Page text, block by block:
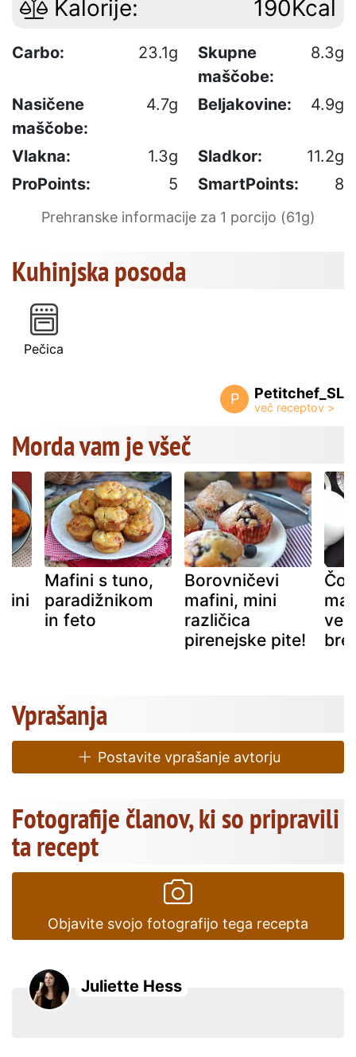
Kalorije: 190Kcal
Carbo: 23.1g
Skupne
maščobe:
8.3g
Nasičene
maščobe:
4.7g Beljakovine: 4.9g
Vlakna: 1.3g Sladkor:
11.2g
ProPoints:
5 SmartPoints: 8
Prehranske informacije za 1 porcijo (61g)
Kuhinjska posoda
Pečica
P Petitchef_SL
Morda vam je všeč
Mafini s tuno,
paradižnikom
in feto
Borovničevi
mafini, mini
različica
pirenejske pite!
Vprašanja
Postavite vprašanje avtorju
Fotografije članov, ki so pripravili
ta recept
Objavite svojo fotografijo tega recepta
Juliette Hess